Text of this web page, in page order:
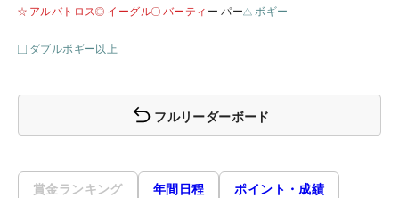
アルバトロス イーグル バーティ ー パー ボギー
ダブルボギー以上
フルリーダーボード
賞金ランキング 年間日程 ポイント・成績